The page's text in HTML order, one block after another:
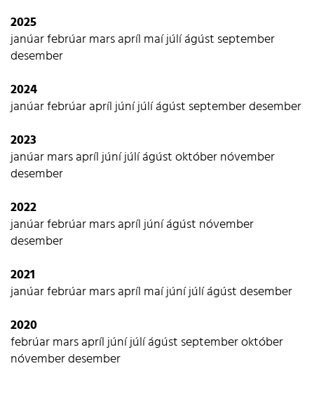
2025
janúarfebrúarmarsapríl maíjúlíágúst september
desember
2024
janúarfebrúarapríljúníjúlíágúst septemberdesember
2023
janúarmarsapríljúníjúlíágústoktóbernóvember
desember
2022
janúarfebrúarmarsapríljúníágúst nóvember
desember
2021
janúarfebrúarmarsapríl maíjúníjúlíágústdesember
2020
febrúarmarsapríljúníjúlíágúst septemberoktóber
nóvemberdesember